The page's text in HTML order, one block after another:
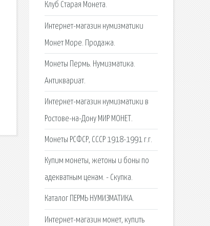
Клуб Старая Монета.
Интернет-магазин нумизматики
Монет Море. Продажа.
Монеты Пермь. Нумизматика.
Антиквариат.
Интернет-магазин нумизматики в
Ростове-на-Дону МИР МОНЕТ.
Монеты РСФСР, СССР 1918-1991 г.г.
Купим монеты, жетоны и боны по
адекватным ценам. - Скупка.
Каталог ПЕРМЬ НУМИЗМАТИКА.
Интернет-магазин монет, купить